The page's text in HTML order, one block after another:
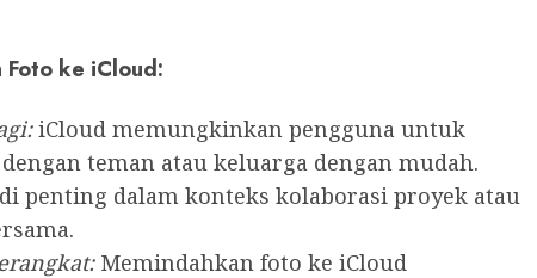
Foto ke iCloud:
iCloud memungkinkan pengguna untuk
teman atau keluarga dengan mudah.
penting dalam konteks kolaborasi proyek atau
Memindahkan foto ke iCloud